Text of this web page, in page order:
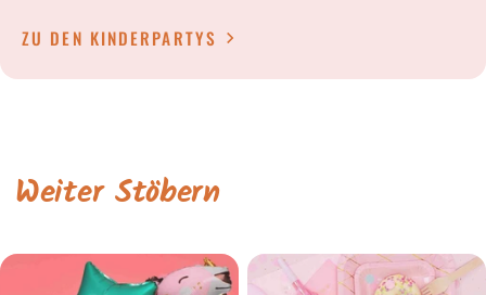
ZU DEN KINDERPARTYS
Weiter Stöbern